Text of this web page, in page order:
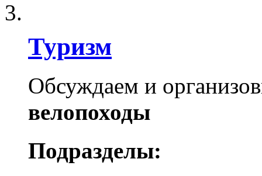
Туризм
Обсуждаем и
велопоходы
Подразделы: